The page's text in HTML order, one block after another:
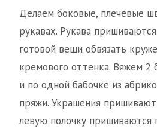
Делаем боковые, плечевые
рукавах. Рукава
готовой вещи обвязать
кремового оттенка. Вяжем 2
и по одной бабочке из
пряжи. Украшения
левую полочку пришиваются